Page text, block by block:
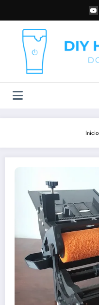
contenido
Inicio